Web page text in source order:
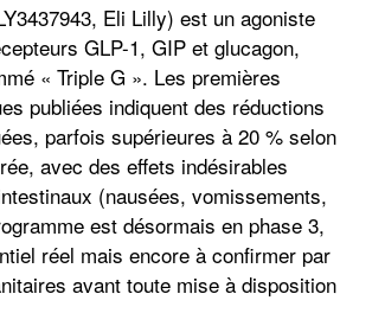
Eli Lilly) est un agoniste
GLP-1, GIP et glucagon,
« Triple G ». Les premières
publiées indiquent des réductions
parfois supérieures à 20 % selon
avec des effets indésirables
(nausées, vomissements,
est désormais en phase 3,
réel mais encore à confirmer par
avant toute mise à disposition